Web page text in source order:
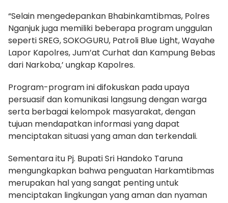
“Selain mengedepankan Bhabinkamtibmas, Polres
Nganjuk juga memiliki beberapa program unggulan
seperti SREG, SOKOGURU, Patroli Blue Light, Wayahe
Lapor Kapolres, Jum’at Curhat dan Kampung Bebas
dari Narkoba,’ ungkap Kapolres.
Program-program ini difokuskan pada upaya
persuasif dan komunikasi langsung dengan warga
serta berbagai kelompok masyarakat, dengan
tujuan mendapatkan informasi yang dapat
menciptakan situasi yang aman dan terkendali.
Sementara itu Pj. Bupati Sri Handoko Taruna
mengungkapkan bahwa penguatan Harkamtibmas
merupakan hal yang sangat penting untuk
menciptakan lingkungan yang aman dan nyaman